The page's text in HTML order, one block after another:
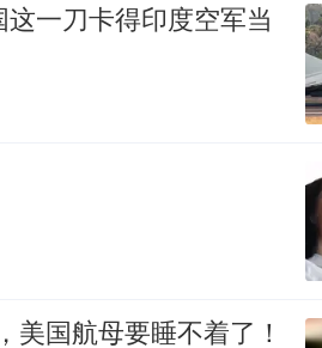
一刀卡得印度空军当
国航母要睡不着了！